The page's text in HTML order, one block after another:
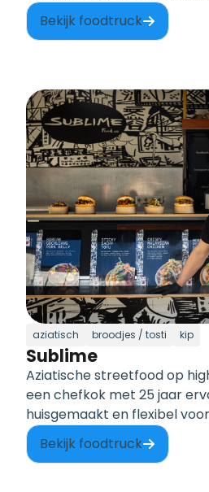
Bekijk foodtruck
aziatisch broodjes / tosti kip
Sublime
Aziatische streetfood op
een chefkok met 25 jaar
huisgemaakt en flexibel
dieetwensen.
Bekijk foodtruck